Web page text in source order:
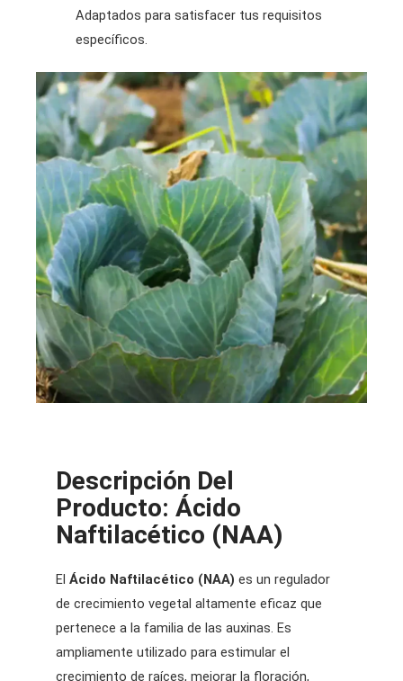
Adaptados para satisfacer tus requisitos
específicos.
Descripción Del
Producto: Ácido
Naftilacético (NAA)
El Ácido Naftilacético (NAA) es un regulador
de crecimiento vegetal altamente eficaz que
pertenece a la familia de las auxinas. Es
ampliamente utilizado para estimular el
crecimiento de raíces, mejorar la floración,